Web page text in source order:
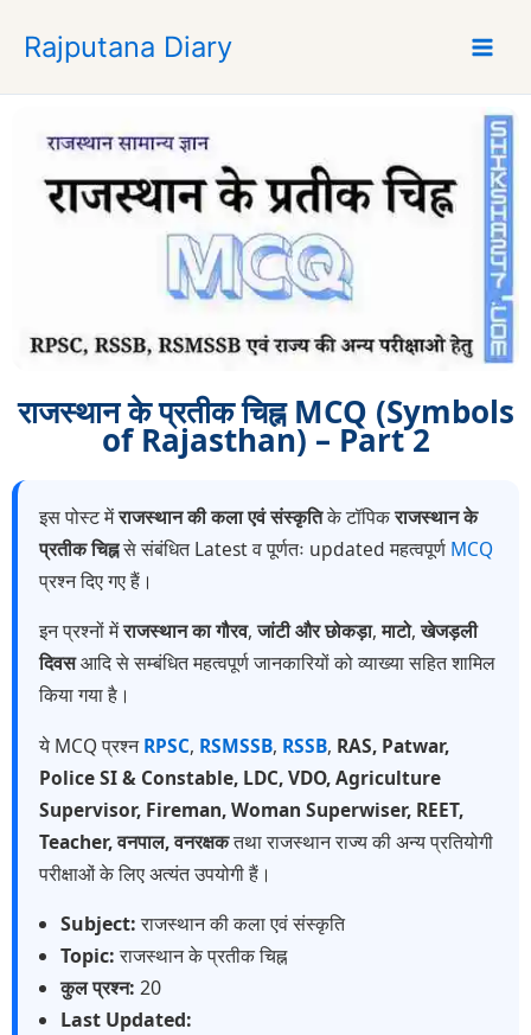
p
Rajputana Diary
राजस्थान के प्रतीक चिह्न MCQ (Symbols
of Rajasthan) – Part 2
इस पोस्ट मेंराजस्थान की कला एवं संस्कृतिके टॉपिकराजस्थान के
प्रतीक चिह्नसे संबंधित Latest व पूर्णतः updated महत्वपूर्ण MCQ
प्रश्न दिए गए हैं।
इन प्रश्नों मेंराजस्थान का गौरव,जांटी और छोकड़ा,माटो,खेजड़ली
दिवसआदि से सम्बंधित महत्वपूर्ण जानकारियों को व्याख्या सहित शामिल
किया गया है।
ये MCQ प्रश्नRPSC, RSMSSB, RSSB, RAS, Patwar,
Police SI & Constable, LDC, VDO, Agriculture
Supervisor, Fireman, Woman Superwiser, REET,
Teacher, वनपाल, वनरक्षकतथा राजस्थान राज्य की अन्य प्रतियोगी
परीक्षाओं के लिए अत्यंत उपयोगी हैं।
Subject:राजस्थान की कला एवं संस्कृति
Topic:राजस्थान के प्रतीक चिह्न
कुल प्रश्न: 20
Last Updated: